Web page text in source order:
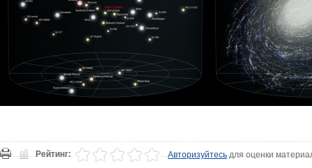
Рейтинг: Авторизуйтесьдля оценки